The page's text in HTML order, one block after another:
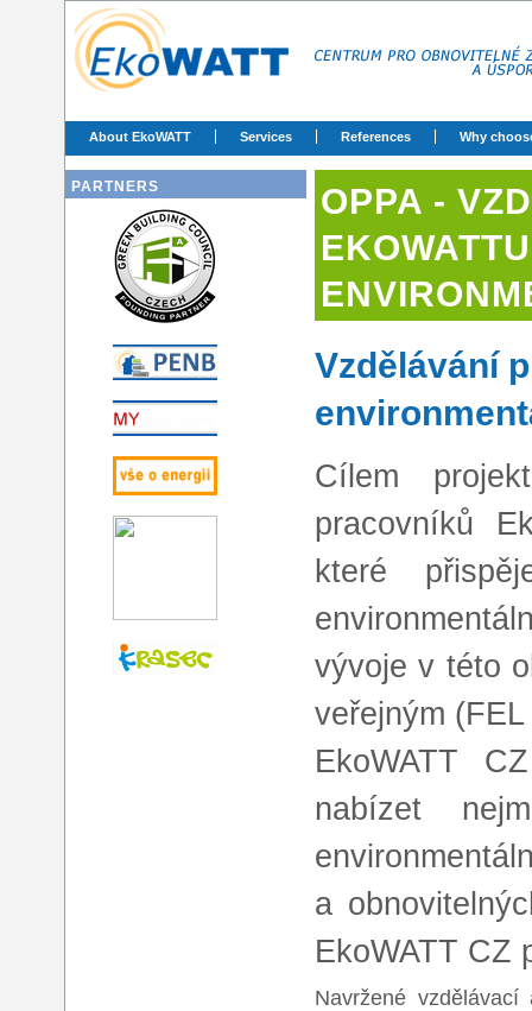
About EkoWATT Services References Why
PARTNERS
OPPA -
Vzdělávání
Cílem
pracovníků
které
vývoje v této
veřejným
EkoWATT
nabízet
a
EkoWATT CZ
Navržené